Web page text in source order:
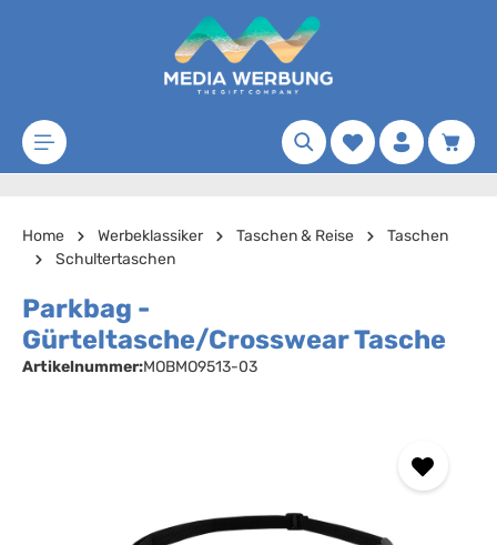
Zum Hauptinhalt springen
Merkzettel
Home Werbeklassiker Taschen & Reise
Taschen
Schultertaschen
Parkbag -
Gürteltasche/Crosswear Tasche
Artikelnummer:MOBMO9513-03